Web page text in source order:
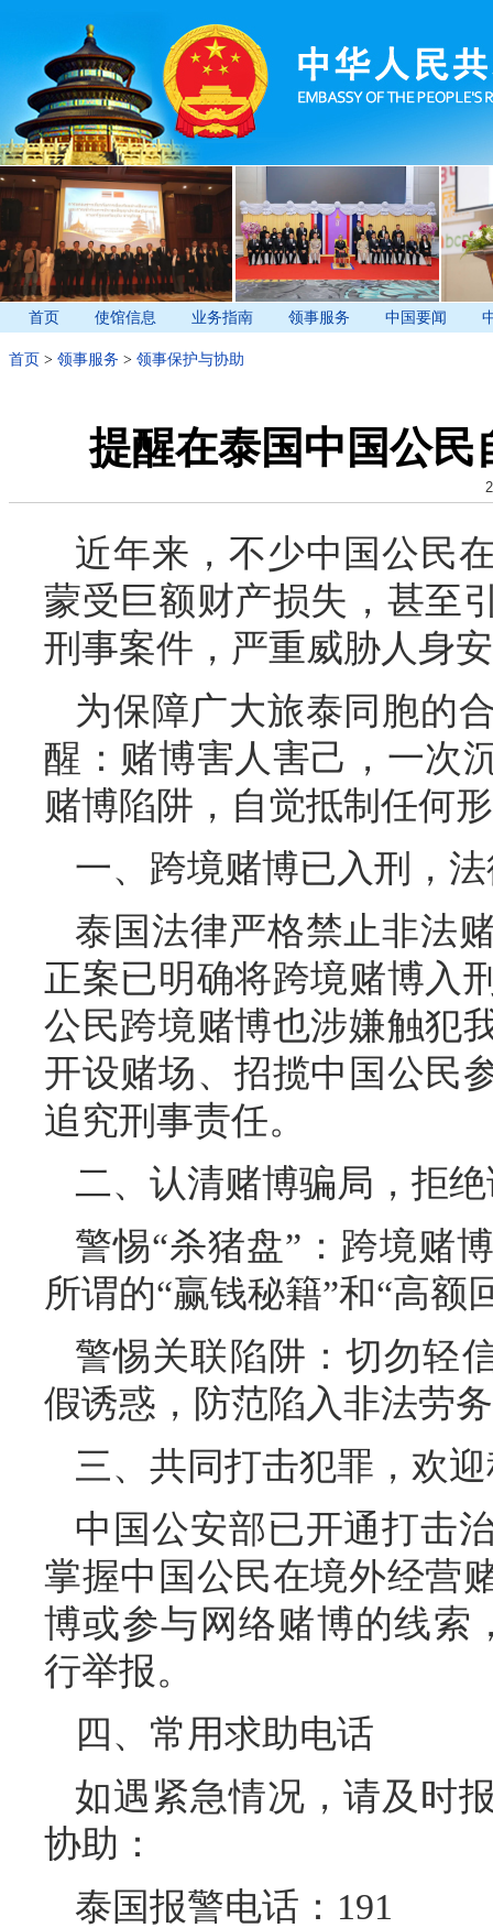
首页 使馆信息 业务指南 领事服务 中国要闻
首页 > 领事服务 > 领事保护与协助
提醒在泰国中国公民
近年来，不少中国公民
蒙受巨额财产损失，甚至
刑事案件，严重威胁人身
为保障广大旅泰同胞的
醒：赌博害人害己，一次
赌博陷阱，自觉抵制任何
一、跨境赌博已入刑，
泰国法律严格禁止非法
正案已明确将跨境赌博入
公民跨境赌博也涉嫌触犯
开设赌场、招揽中国公民
追究刑事责任。
二、认清赌博骗局，拒
警惕“杀猪盘”：跨境赌
所谓的“赢钱秘籍”和“高额
警惕关联陷阱：切勿轻
假诱惑，防范陷入非法劳
三、共同打击犯罪，欢
中国公安部已开通打击
掌握中国公民在境外经营
博或参与网络赌博的线索
行举报。
四、常用求助电话
如遇紧急情况，请及时
协助：
泰国报警电话：191